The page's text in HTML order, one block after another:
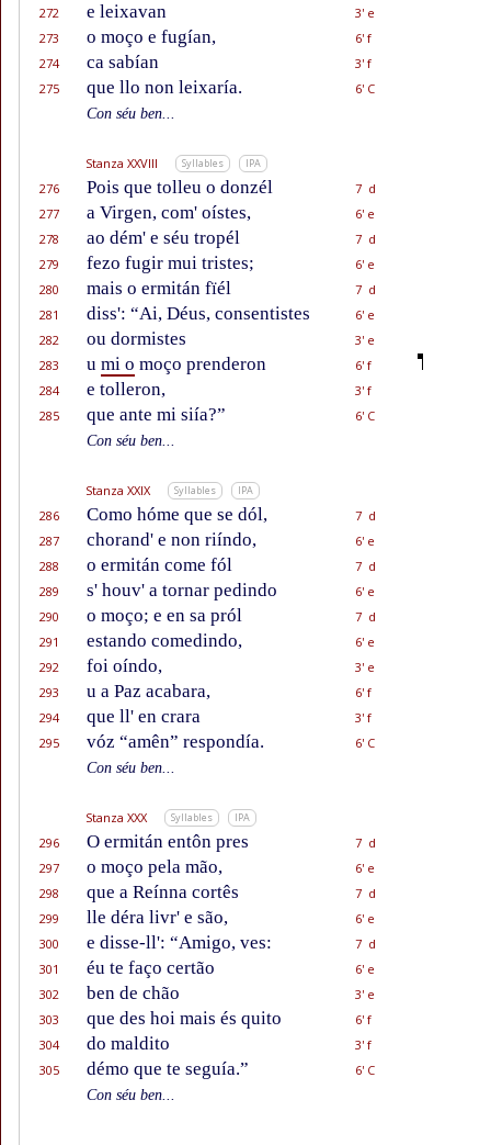
272
e leixavan
3' e
273
o moço e fugían,
6' f
274
ca sabían
3' f
275
que llo non leixaría.
6' C
Con séu ben...
Stanza XXVIII Syllables IPA
276 Pois que tolleu o donzél
7 d
277
a Virgen, com' oístes,
6' e
278
ao dém' e séu tropél
7 d
279
fezo fugir mui tristes;
6' e
280
mais o ermitán fïél
7 d
281
diss': “Ai, Déus, consentistes
6' e
282
ou dormistes
3' e
283
u mi o moço prenderon
6' f
284
e tolleron,
3' f
285
que ante mi siía?”
6' C
Con séu ben...
Stanza XXIX Syllables IPA
286 Como hóme que se dól,
7 d
287
chorand' e non riíndo,
6' e
288
o ermitán come fól
7 d
289
s' houv' a tornar pedindo
6' e
290
o moço; e en sa pról
7 d
291
estando comedindo,
6' e
292
foi oíndo,
3' e
293
u a Paz acabara,
6' f
294
que ll' en crara
3' f
295
vóz “amên” respondía.
6' C
Con séu ben...
Stanza XXX Syllables IPA
296 O ermitán entôn pres
7 d
297
o moço pela mão,
6' e
298
que a Reínna cortês
7 d
299
lle déra livr' e são,
6' e
300
e disse-ll': “Amigo, ves:
7 d
301
éu te faço certão
6' e
302
ben de chão
3' e
303
que des hoi mais és quito
6' f
304
do maldito
3' f
305
démo que te seguía.”
6' C
Con séu ben...